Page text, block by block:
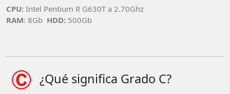
CPU: Intel Pentium R G630T a 2.70Ghz
RAM: 8Gb HDD: 500Gb
¿Qué significa Grado C?